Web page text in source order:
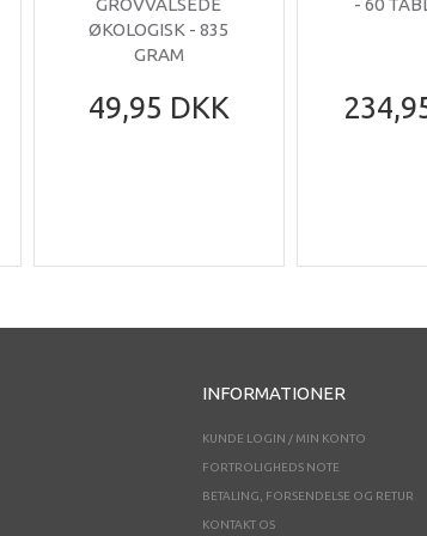
ØKOLOGISK - 835
GRAM
49,95 DKK
INFORMATIONER
KUNDE LOGIN / MIN KONTO
FORTROLIGHEDS NOTE
BETALING, FORSENDELSE OG RETUR
KONTAKT OS